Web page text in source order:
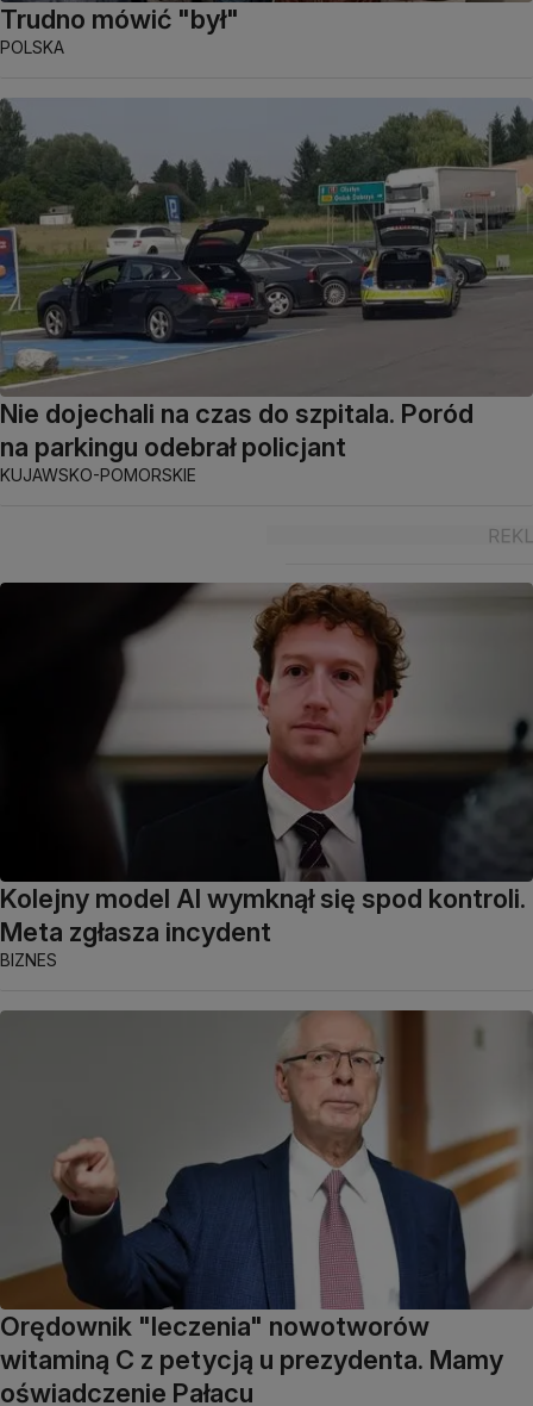
Trudno mówić "był"
POLSKA
Nie dojechali na czas do szpitala. Poród
na parkingu odebrał policjant
KUJAWSKO-POMORSKIE
Kolejny model AI wymknął się spod kontroli.
Meta zgłasza incydent
BIZNES
Orędownik "leczenia" nowotworów
witaminą C z petycją u prezydenta. Mamy
oświadczenie Pałacu